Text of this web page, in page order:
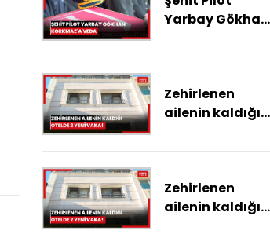
Yarbay Gökhan
Zehirlenen
ailenin kaldığı
yeni vaka!
Zehirlenen
ailenin kaldığı